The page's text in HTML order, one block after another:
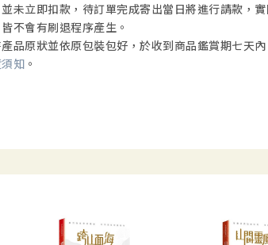
未立即扣款，待訂單完成寄出當日將進行請款，
不會有刷退程序產生。
品原狀並依原包裝包好，於收到商品鑑賞期七天
知 。